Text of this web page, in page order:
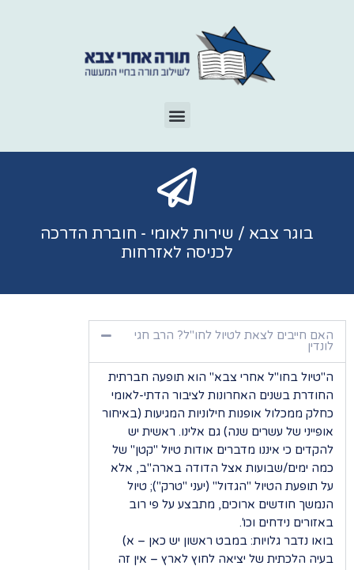
בוגר צבא / שירות לאומי - חוברת הדרכה
לכניסה לאזרחות
האם חייבים לצאת לטיול לחו"ל? הרב חגי
לונדין
ה"טיול בחו"ל אחרי צבא" הוא תופעה חברתית
החודרת בשנים האחרונות לציבור הדתי-לאומי
כחלק ממכלול אופנות חילוניות המגיעות (באיחור
אופייני של עשרים שנה) גם אלינו. ראשית יש
להקדים כי איננו מדברים אודות טיול "קטן" של
כמה ימים/שבועות אצל הדודה בארה"ב, אלא
על תופעת הטיול "הגדול" (יעני "טרק"); טיול
הנמשך חודשים ארוכים, מתבצע על פי רוב
באזורים נידחים וכו'.
בואו נדבר גלויות: במבט ראשון יש כאן – א)
בעיה הלכתית של יציאה לחוץ לארץ – אין זה